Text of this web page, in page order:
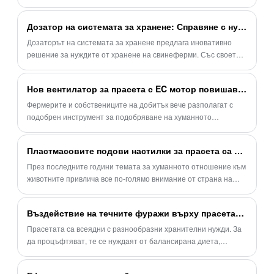
PVC дъски. Нашето оборудване е на достъпна цена и може да
бъде персонализирано, за да отговори на специфичните
нужди на вашата свинеферма. Свържете се с нас за повече
Дозатор на системата за хранене: Справяне с нуждите от хранене на свинеферми
Дозаторът на системата за хранене предлага иновативно
решение за нуждите от хранене на свинеферми. Със своето
намалява разхищението и осигурява оптимално здраве и
растеж на прасетата. Научете повече за неговите
характеристики и предимства в тази статия.
Нов вентилатор за прасета с EC мотор повишава комфорта и енергийната ефективност на добитъка
Фермерите и собствениците на добитък вече разполагат с
подобрен инструмент за подобряване на хуманното
Пластмасовите подови настилки за прасета са широко популяризирани и прилагани
През последните години темата за хуманното отношение към
животните привлича все по-голямо внимание от страна на
Пластмасовите подови настилки са изработени от екологично
чисти материали и имат много предимства
Въздействие на течните фуражи върху прасетата на различни етапи на растеж
Прасетата са всеядни с разнообразни хранителни нужди. За
да процъфтяват, те се нуждаят от балансирана диета,